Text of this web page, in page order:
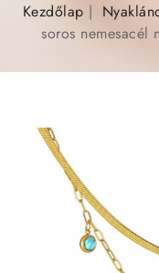
Kezdőlap
soros nemesacél